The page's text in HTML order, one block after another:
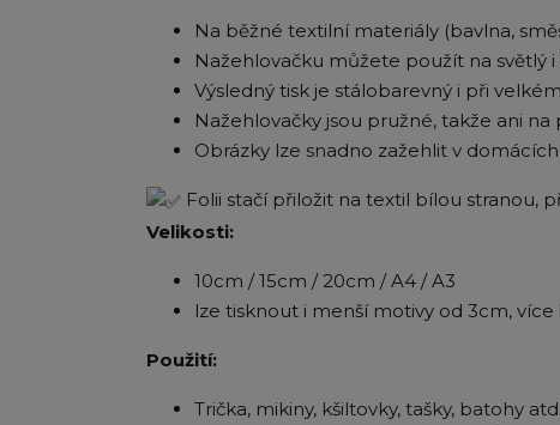
Na běžné textilní materiály (bavlna,
Nažehlovačku můžete použít na světlý
Výsledný tisk je stálobarevný i při
Nažehlovačky jsou pružné, takže ani
Obrázky lze snadno zažehlit v
Folii stačí přiložit na textil bílou stranou,
Velikosti:
10cm / 15cm / 20cm / A4 / A3
lze tisknout i menší motivy od 3cm, více
Použití:
Trička, mikiny, kšiltovky, tašky, batohy